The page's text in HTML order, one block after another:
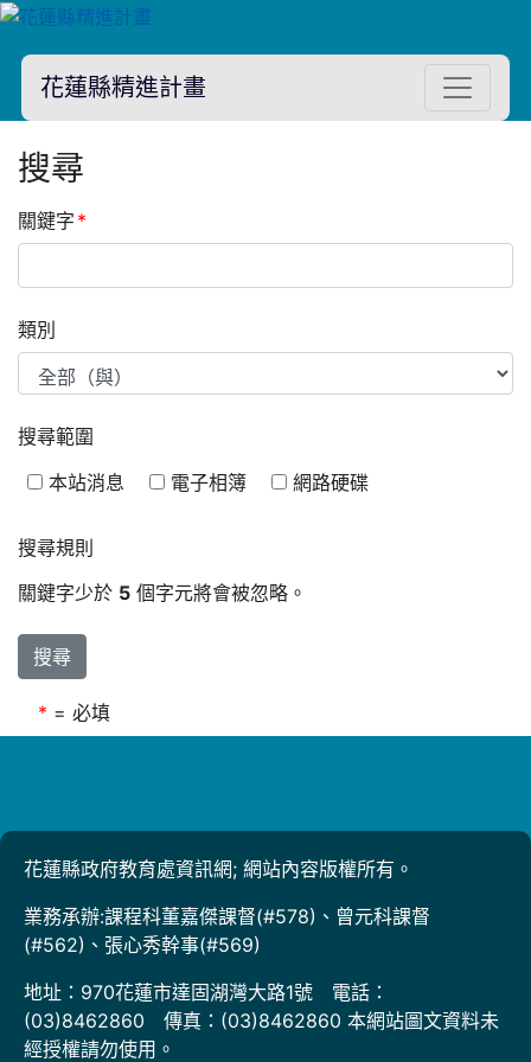
花蓮縣精進計畫
搜尋
關鍵字 *
類別
搜尋範圍
本站消息
電子相簿 網路硬碟
搜尋規則
關鍵字少於 5 個字元將會被忽略。
搜尋
* = 必填
花蓮縣政府教育處資訊網; 網站內容版權所有。
業務承辦:課程科董嘉傑課督(#578)、曾元科課督
(#562)、張心秀幹事(#569)
地址：970花蓮市達固湖灣大路1號 電話：
(03)8462860 傳真：(03)8462860 本網站圖文資料未
經授權請勿使用。